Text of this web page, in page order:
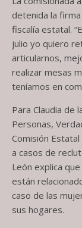
detenida la
fiscalía estatal.
julio yo quiero
articularnos,
realizar mesas
teníamos en
Para Claudia de
Personas,
Comisión
a casos de
León explica
están
caso de las
sus hogares.